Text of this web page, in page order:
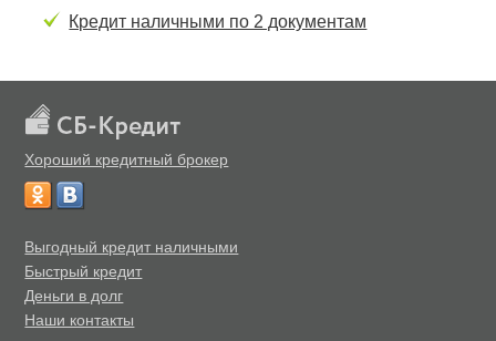
Кредит наличными по 2 документам
Хороший кредитный брокер
Выгодный кредит наличными
Быстрый кредит
Деньги в долг
Наши контакты